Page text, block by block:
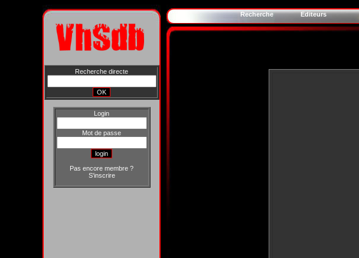
Recherche directe
Login
Mot de passe
Pas encore membre ?
S'inscrire
Recherche Editeurs